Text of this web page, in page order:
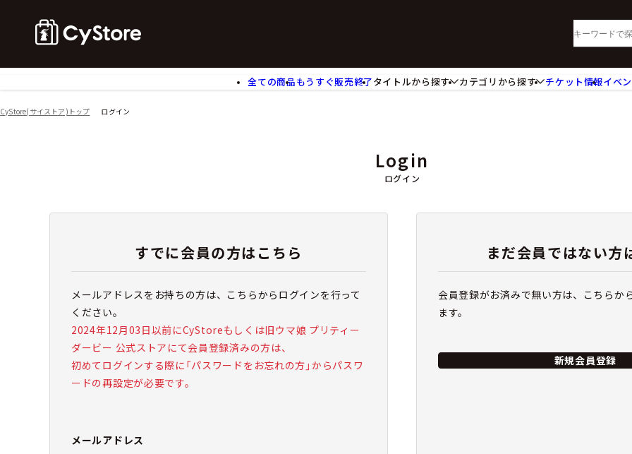
全ての商品もうすぐ販売終了タイトルから探す
カテゴリから探す
アクリルスタンド
ブレードホルダー
文具
書籍 コミック・小説
チケット情報イベ
CyStore(サイストア)トップ ログイン
ログイン
Login
すでに会員の方はこちら
メールアドレスをお持ちの方は、こちらからログインを行って
ください。
2024年12月03日以前にCyStoreもしくは旧ウマ娘 プリティー
ダービー 公式ストアにて会員登録済みの方は、
初めてログインする際に「パスワードをお忘れの方」からパスワ
ードの再設定が必要です。
メールアドレス
まだ会員ではない方
会員登録がお済みで無い方は、こちらか
ます。
新規会員登録